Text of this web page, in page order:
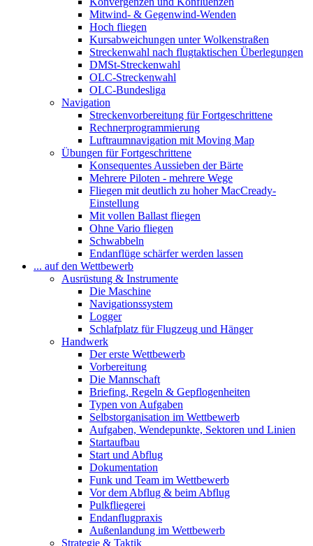
Mitwind- & Gegenwind-Wenden
Hoch fliegen
Kursabweichungen unter Wolkenstraßen
Streckenwahl nach flugtaktischen Überlegungen
DMSt-Streckenwahl
OLC-Streckenwahl
OLC-Bundesliga
Navigation
Streckenvorbereitung für Fortgeschrittene
Rechnerprogrammierung
Luftraumnavigation mit Moving Map
Übungen für Fortgeschrittene
Konsequentes Aussieben der Bärte
Mehrere Piloten - mehrere Wege
Fliegen mit deutlich zu hoher MacCready-
Einstellung
Mit vollen Ballast fliegen
Ohne Vario fliegen
Schwabbeln
Endanflüge schärfer werden lassen
... auf den Wettbewerb
Ausrüstung & Instrumente
Die Maschine
Navigationssystem
Logger
Schlafplatz für Flugzeug und Hänger
Handwerk
Der erste Wettbewerb
Vorbereitung
Die Mannschaft
Briefing, Regeln & Gepflogenheiten
Typen von Aufgaben
Selbstorganisation im Wettbewerb
Aufgaben, Wendepunkte, Sektoren und Linien
Startaufbau
Start und Abflug
Dokumentation
Funk und Team im Wettbewerb
Vor dem Abflug & beim Abflug
Pulkfliegerei
Endanflugpraxis
Außenlandung im Wettbewerb
Strategie & Taktik